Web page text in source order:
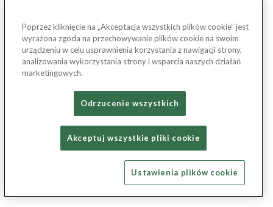
Poprzez kliknięcie na „Akceptacja wszystkich plików cookie” jest
wyrażona zgoda na przechowywanie plików cookie na swoim
urządzeniu w celu usprawnienia korzystania z nawigacji strony,
analizowania wykorzystania strony i wsparcia naszych działań
marketingowych.
Odrzucenie wszystkich
Akceptuj wszystkie pliki cookie
Ustawienia plików cookie